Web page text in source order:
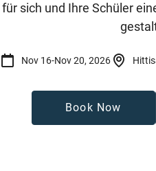
für sich und Ihre Schüler
Nov 16-Nov 20, 2026
Book Now